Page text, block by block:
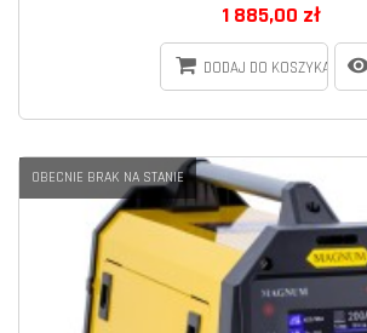
1 885,00 zł
DODAJ DO KOSZYKA
OBECNIE BRAK NA STANIE